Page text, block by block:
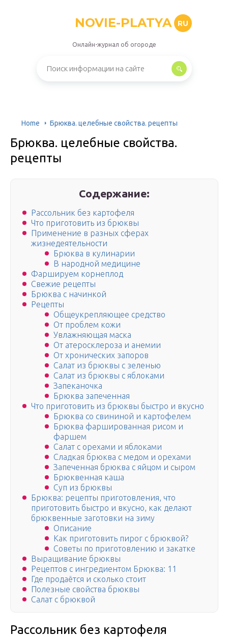
NOVIE-PLATYA RU
Онлайн-журнал об огороде
Home Брюква. целебные свойства. рецепты
Брюква. целебные свойства.
рецепты
Содержание:
Рассольник без картофеля
Что приготовить из брюквы
Применение в разных сферах
жизнедеятельности
Брюква в кулинарии
В народной медицине
Фаршируем корнеплод
Свежие рецепты
Брюква с начинкой
Рецепты
Общеукрепляющее средство
От проблем кожи
Увлажняющая маска
От атеросклероза и анемии
От хронических запоров
Салат из брюквы с зеленью
Салат из брюквы с яблоками
Запеканочка
Брюква запеченная
Что приготовить из брюквы быстро и вкусно
Брюква со свининой и картофелем
Брюква фаршированная рисом и
фаршем
Салат с орехами и яблоками
Сладкая брюква с медом и орехами
Запеченная брюква с яйцом и сыром
Брюквенная каша
Суп из брюквы
Брюква: рецепты приготовления, что
приготовить быстро и вкусно, как делают
брюквенные заготовки на зиму
Описание
Как приготовить пирог с брюквой?
Советы по приготовлению и закатке
Выращивание брюквы
Рецептов с ингредиентом Брюква: 11
Где продаётся и сколько стоит
Полезные свойства брюквы
Салат с брюквой
Рассольник без картофеля